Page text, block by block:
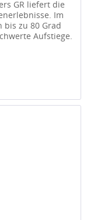
GR liefert die
Im
bis zu 80 Grad
Aufstiege.